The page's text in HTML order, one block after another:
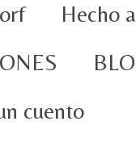
Hecho
cuento